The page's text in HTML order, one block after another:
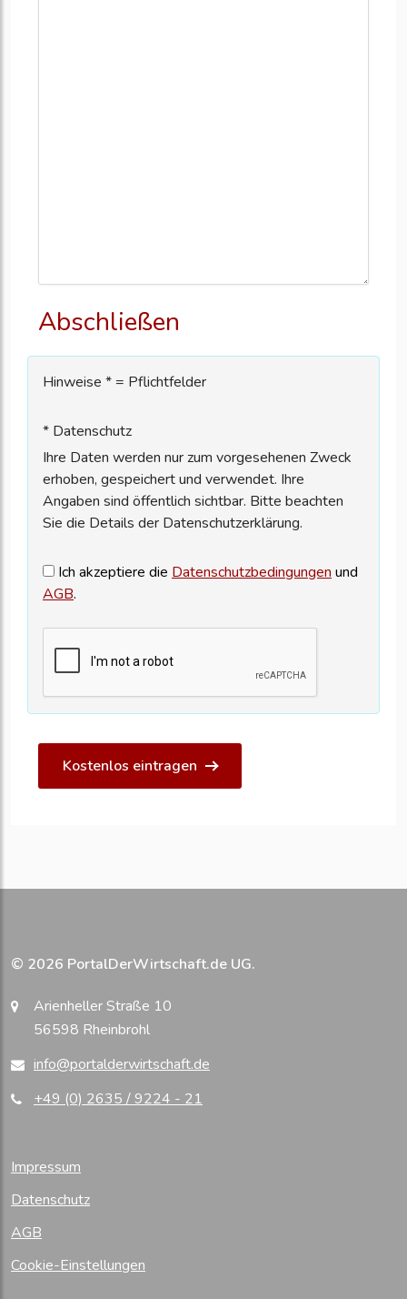
Abschließen
Hinweise * = Pflichtfelder
* Datenschutz
Ihre Daten werden nur zum vorgesehenen Zweck
erhoben, gespeichert und verwendet. Ihre
Angaben sind öffentlich sichtbar. Bitte beachten
Sie die Details der Datenschutzerklärung.
Ich akzeptiere die Datenschutzbedingungen und
AGB.
Kostenlos eintragen
© 2026 PortalDerWirtschaft.de UG.
Arienheller Straße 10
56598 Rheinbrohl
info@portalderwirtschaft.de
+49 (0) 2635 / 9224 - 21
Impressum
Datenschutz
AGB
Cookie-Einstellungen